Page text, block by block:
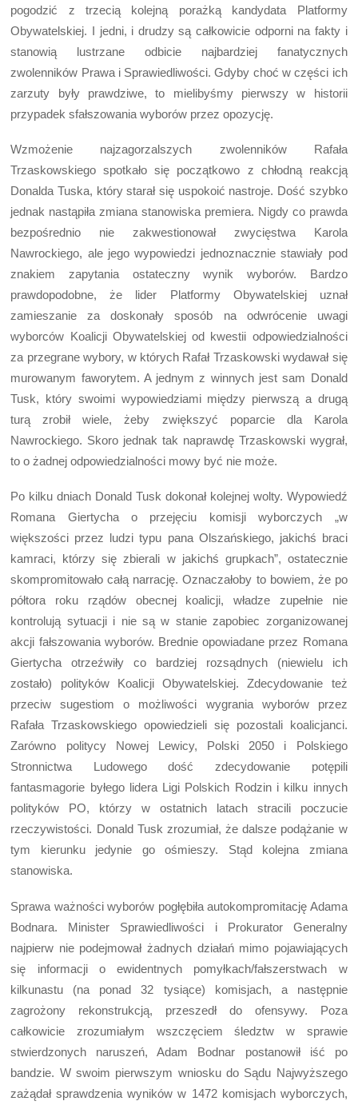
pogodzić z trzecią kolejną porażką kandydata Platformy
Obywatelskiej. I jedni, i drudzy są całkowicie odporni na fakty i
stanowią lustrzane odbicie najbardziej fanatycznych
zwolenników Prawa i Sprawiedliwości. Gdyby choć w części ich
zarzuty były prawdziwe, to mielibyśmy pierwszy w historii
przypadek sfałszowania wyborów przez opozycję.
Wzmożenie najzagorzalszych zwolenników Rafała
Trzaskowskiego spotkało się początkowo z chłodną reakcją
Donalda Tuska, który starał się uspokoić nastroje. Dość szybko
jednak nastąpiła zmiana stanowiska premiera. Nigdy co prawda
bezpośrednio nie zakwestionował zwycięstwa Karola
Nawrockiego, ale jego wypowiedzi jednoznacznie stawiały pod
znakiem zapytania ostateczny wynik wyborów. Bardzo
prawdopodobne, że lider Platformy Obywatelskiej uznał
zamieszanie za doskonały sposób na odwrócenie uwagi
wyborców Koalicji Obywatelskiej od kwestii odpowiedzialności
za przegrane wybory, w których Rafał Trzaskowski wydawał się
murowanym faworytem. A jednym z winnych jest sam Donald
Tusk, który swoimi wypowiedziami między pierwszą a drugą
turą zrobił wiele, żeby zwiększyć poparcie dla Karola
Nawrockiego. Skoro jednak tak naprawdę Trzaskowski wygrał,
to o żadnej odpowiedzialności mowy być nie może.
Po kilku dniach Donald Tusk dokonał kolejnej wolty. Wypowiedź
Romana Giertycha o przejęciu komisji wyborczych „w
większości przez ludzi typu pana Olszańskiego, jakichś braci
kamraci, którzy się zbierali w jakichś grupkach”, ostatecznie
skompromitowało całą narrację. Oznaczałoby to bowiem, że po
półtora roku rządów obecnej koalicji, władze zupełnie nie
kontrolują sytuacji i nie są w stanie zapobiec zorganizowanej
akcji fałszowania wyborów. Brednie opowiadane przez Romana
Giertycha otrzeźwiły co bardziej rozsądnych (niewielu ich
zostało) polityków Koalicji Obywatelskiej. Zdecydowanie też
przeciw sugestiom o możliwości wygrania wyborów przez
Rafała Trzaskowskiego opowiedzieli się pozostali koalicjanci.
Zarówno politycy Nowej Lewicy, Polski 2050 i Polskiego
Stronnictwa Ludowego dość zdecydowanie potępili
fantasmagorie byłego lidera Ligi Polskich Rodzin i kilku innych
polityków PO, którzy w ostatnich latach stracili poczucie
rzeczywistości. Donald Tusk zrozumiał, że dalsze podążanie w
tym kierunku jedynie go ośmieszy. Stąd kolejna zmiana
stanowiska.
Sprawa ważności wyborów pogłębiła autokompromitację Adama
Bodnara. Minister Sprawiedliwości i Prokurator Generalny
najpierw nie podejmował żadnych działań mimo pojawiających
się informacji o ewidentnych pomyłkach/fałszerstwach w
kilkunastu (na ponad 32 tysiące) komisjach, a następnie
zagrożony rekonstrukcją, przeszedł do ofensywy. Poza
całkowicie zrozumiałym wszczęciem śledztw w sprawie
stwierdzonych naruszeń, Adam Bodnar postanowił iść po
bandzie. W swoim pierwszym wniosku do Sądu Najwyższego
zażądał sprawdzenia wyników w 1472 komisjach wyborczych,